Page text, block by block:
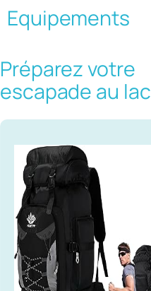
Equipements
Préparez votre
escapade au lac